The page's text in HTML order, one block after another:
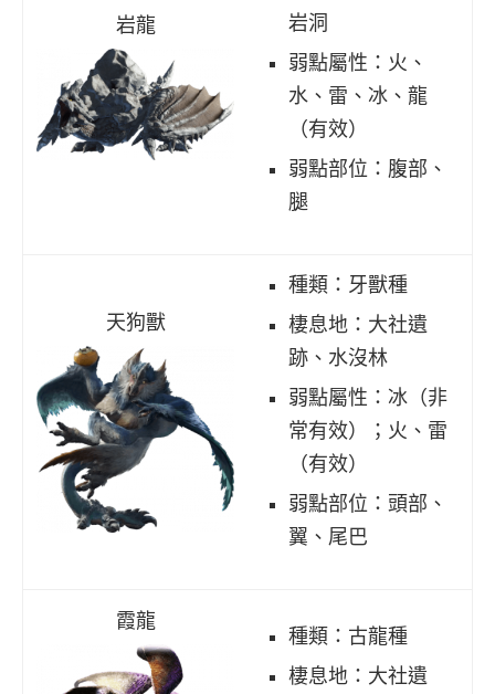
岩龍
岩洞
弱點屬性：火、
水、雷、冰、龍
（有效）
弱點部位：腹部、
腿
天狗獸
種類：牙獸種
棲息地：大社遺
跡、水沒林
弱點屬性：冰（非
常有效）；火、雷
（有效）
弱點部位：頭部、
翼、尾巴
霞龍
種類：古龍種
棲息地：大社遺